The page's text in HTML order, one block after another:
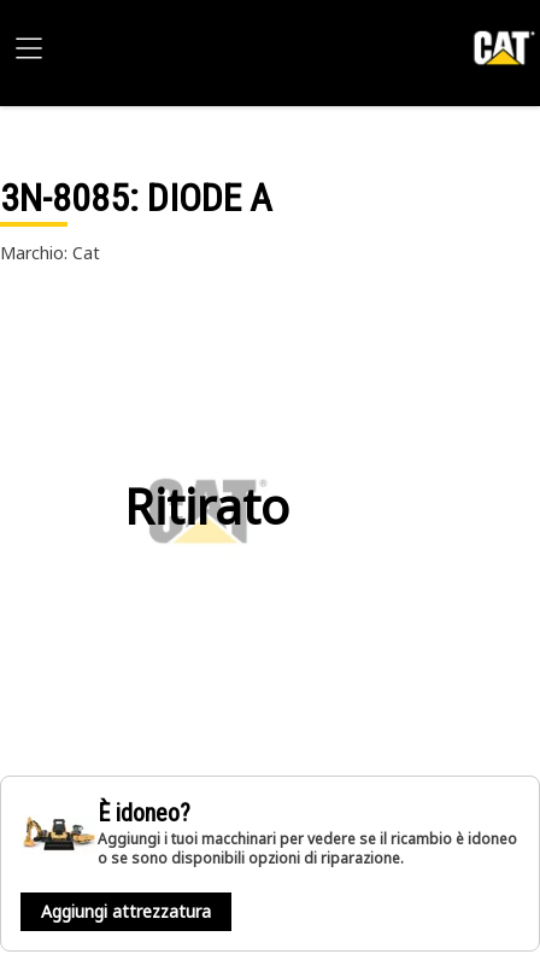
3N-8085: DIODE A
Marchio: Cat
Ritirato
È idoneo?
Aggiungi i tuoi macchinari per vedere se il ricambio è idoneo
o se sono disponibili opzioni di riparazione.
Aggiungi attrezzatura